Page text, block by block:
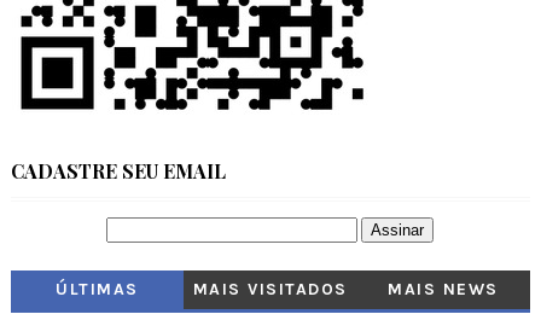
CADASTRE SEU EMAIL
ÚLTIMAS MAIS VISITADOS MAIS NEWS